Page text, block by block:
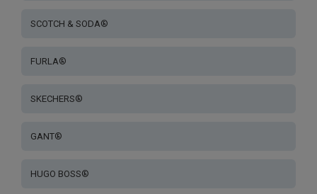
SCOTCH & SODA®
FURLA®
SKECHERS®
GANT®
HUGO BOSS®